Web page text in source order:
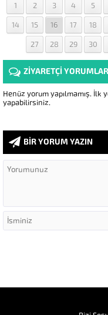
1 2 3 4 5
14 15 16 17 18
27 28 29 30
ZİYARETÇİ
Henüz yorum yapılmamış. İlk
yapabilirsiniz.
BİR YORUM YAZIN